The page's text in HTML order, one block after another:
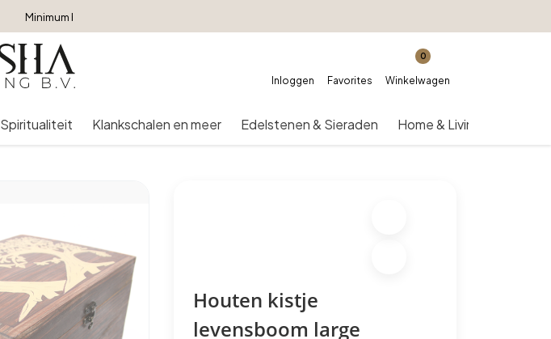
Minimum bestelbedrag €250
Inloggen Favorites
0
Winkelwagen
Spiritualiteit Klankschalen en meer Edelstenen & Sieraden Home & Living
Houten kistje
levensboom large